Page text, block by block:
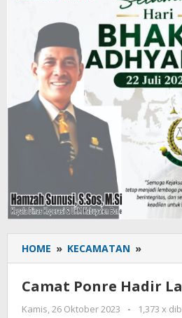
HOME » KECAMATAN »
Ponre
Hadir
Monev
Camat Ponre Hadir
Kamis, 26 Oktober 2023
oleh
-
1,373 x